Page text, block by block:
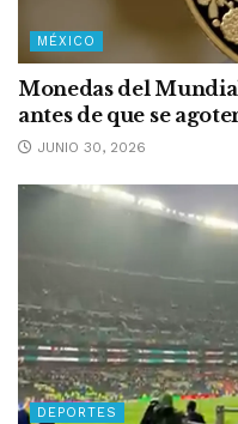
MÉXICO
Monedas del
antes de que se
JUNIO 30, 2026
DEPORTES